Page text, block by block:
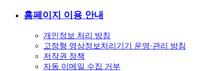
홈페이지 이용 안내
개인정보 처리 방침
고정형 영상정보처리기기 운영·관리 방침
저작권 정책
자동 이메일 수집 거부